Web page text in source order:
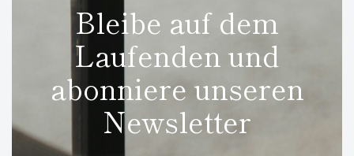
Bleibe auf dem
Laufenden und
abonniere unseren
Newsletter